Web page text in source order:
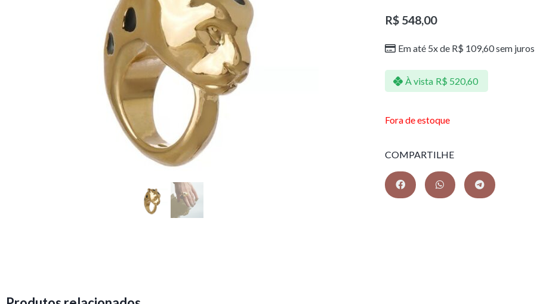
R$ 548,00
Em até 5x de R$ 109,60sem juros
À vista R$ 520,60
Fora de estoque
COMPARTILHE